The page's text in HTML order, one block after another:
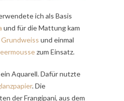
ich als Basis
und für die Mattung kam
Grundweiss und einmal
zum Einsatz.
Aquarell. Dafür nutzte
. Die
der Frangipani, aus dem